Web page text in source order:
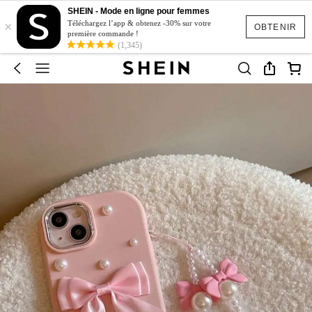
OBTENIR
×
SHEIN - Mode en ligne pour femmes
Téléchargez l’app & obtenez -30% sur votre
première commande !
(1,345)